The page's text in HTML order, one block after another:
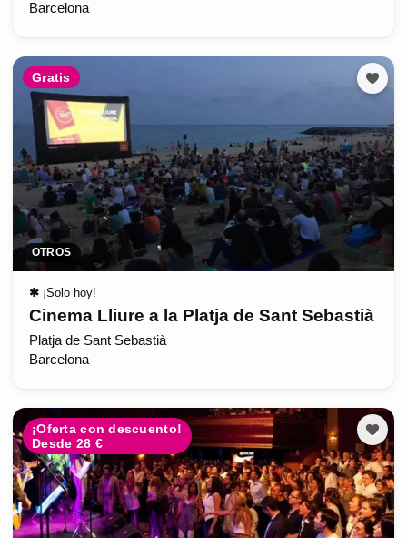
Barcelona
Gratis
OTROS
✱ ¡Solo hoy!
Cinema Lliure a la Platja de Sant Sebastià
Platja de Sant Sebastià
Barcelona
¡Oferta con descuento!
Desde 28 €